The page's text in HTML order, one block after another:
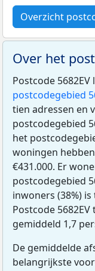
Overzicht
Over het
Postcode
postcodegebied
tien adressen en
postcodegebied
het
woningen
€431.000. Er
postcodegebied
inwoners (38%)
Postcode
gemiddeld 1,7
De gemiddelde
belangrijkste